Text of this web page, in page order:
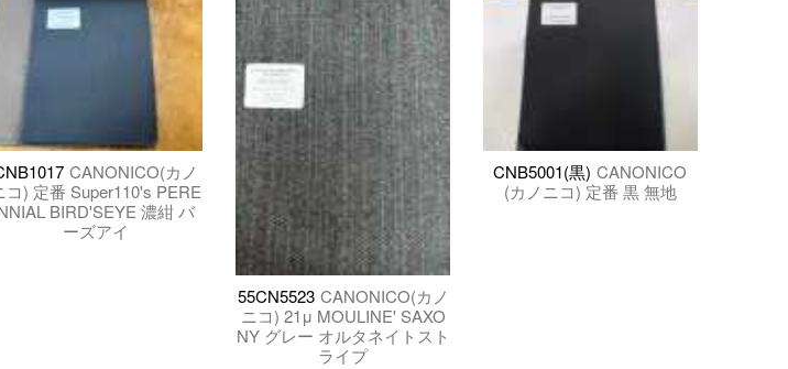
CANONICO(カノ
コ) 定番 Super110's PERE
BIRD'SEYE 濃紺 バ
ーズアイ
55CN5523 CANONICO(カノ
ニコ) 21μ MOULINE' SAXO
NY グレー オルタネイトスト
ライプ
CNB5001(黒) CANONICO
(カノニコ) 定番 黒 無地